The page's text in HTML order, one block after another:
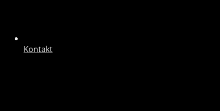
Kontakt